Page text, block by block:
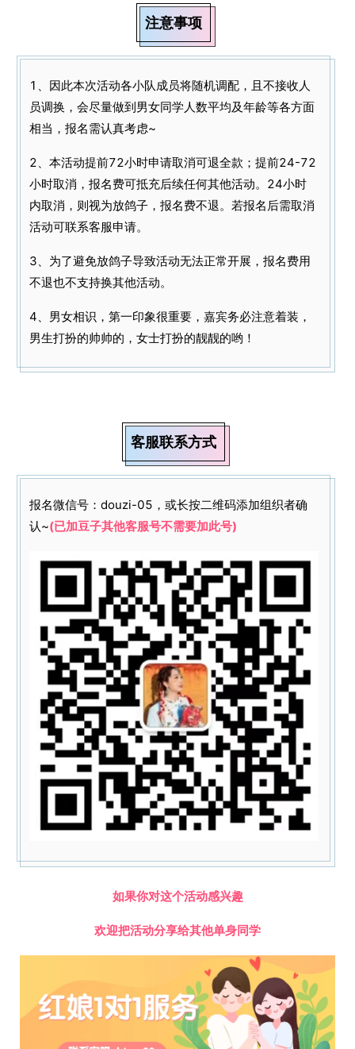
注意事项
1、因此本次活动各小队成员将随机调配，且不接收人
员调换，会尽量做到男女同学人数平均及年龄等各方面
相当，报名需认真考虑~
2、本活动提前72小时申请取消可退全款；提前24-72
小时取消，报名费可抵充后续任何其他活动。24小时
内取消，则视为放鸽子，报名费不退。若报名后需取消
活动可联系客服申请。
3、为了避免放鸽子导致活动无法正常开展，报名费用
不退也不支持换其他活动。
4、男女相识，第一印象很重要，嘉宾务必注意着装，
男生打扮的帅帅的，女士打扮的靓靓的哟！
客服联系方式
报名微信号：douzi-05，或长按二维码添加组织者确
认~(已加豆子其他客服号不需要加此号)
如果你对这个活动感兴趣
欢迎把活动分享给其他单身同学